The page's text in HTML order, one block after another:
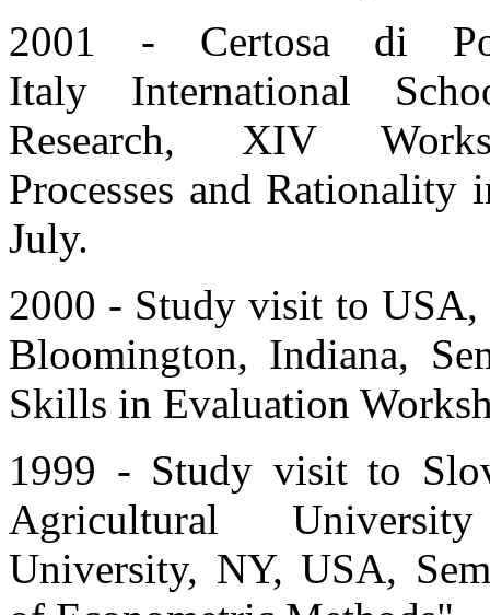
2001 - Certosa di
Italy International
Research, XIV
Processes and Rationality
July.
2000 - Study visit to
Bloomington, Indiana,
Skills in Evaluation
1999 - Study visit to
Agricultural
University, NY, USA,